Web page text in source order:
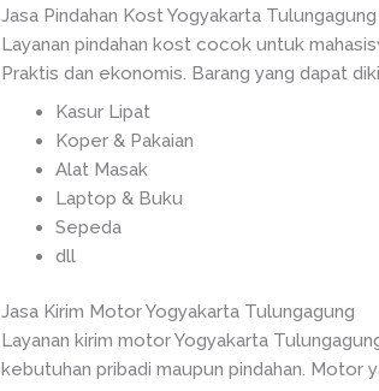
Jasa Pindahan Kost Yogyakarta Tulungagung
Layanan pindahan kost cocok untuk
Praktis dan ekonomis. Barang yang dapat
Kasur Lipat
Koper & Pakaian
Alat Masak
Laptop & Buku
Sepeda
dll
Jasa Kirim Motor Yogyakarta Tulungagung
Layanan kirim motor Yogyakarta
kebutuhan pribadi maupun pindahan. Motor